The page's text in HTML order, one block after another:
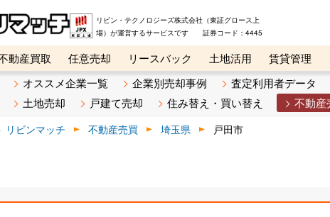
リビン・テクノロジーズ株式会社（東証グロース上
場）が運営するサービスです 証券コード：4445
動産買取 任意売却 リースバック 土地活用 賃貸管理
ベスト不動産カンパニー オンライン講座 リビンマガジンBiz
オススメ企業一覧 企業別売却事例 査定利用者データ
土地売却 戸建て売却 住み替え・買い替え 不動産
リビンマッチ 不動産売買 埼玉県 戸田市